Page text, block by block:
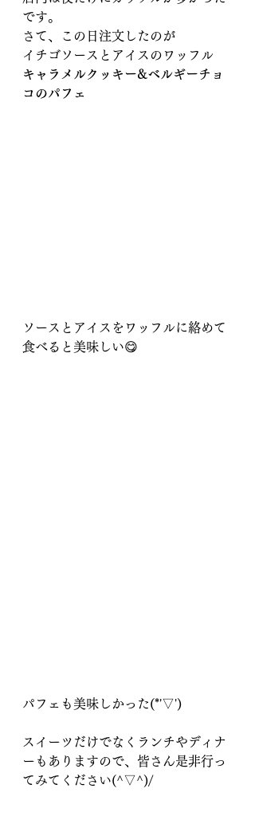
です。
さて、この日注文したのが
イチゴソースとアイスのワッフル
キャラメルクッキー&ベルギーチョ
コのパフェ
ソースとアイスをワッフルに絡めて
食べると美味しい😋
パフェも美味しかった(*'▽')
スイーツだけでなくランチやディナ
ーもありますので、皆さん是非行っ
てみてください(^▽^)/